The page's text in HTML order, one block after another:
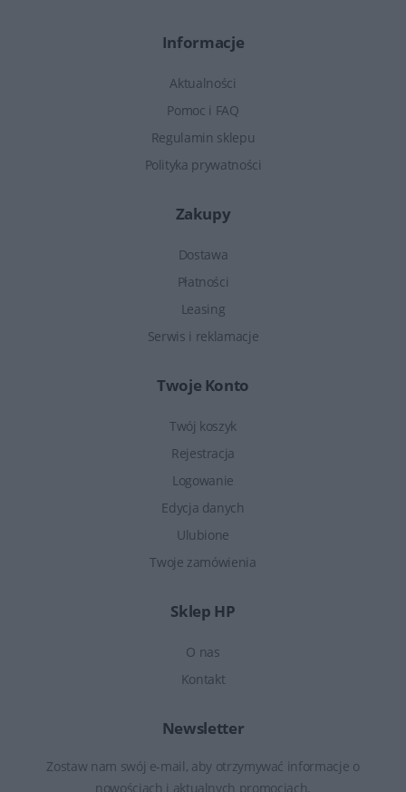
Informacje
Aktualności
Pomoc i FAQ
Regulamin sklepu
Polityka prywatności
Zakupy
Dostawa
Płatności
Leasing
Serwis i reklamacje
Twoje Konto
Twój koszyk
Rejestracja
Logowanie
Edycja danych
Ulubione
Twoje zamówienia
Sklep HP
O nas
Kontakt
Newsletter
Zostaw nam swój e-mail, aby otrzymywać informacje o
nowościach i aktualnych promocjach.